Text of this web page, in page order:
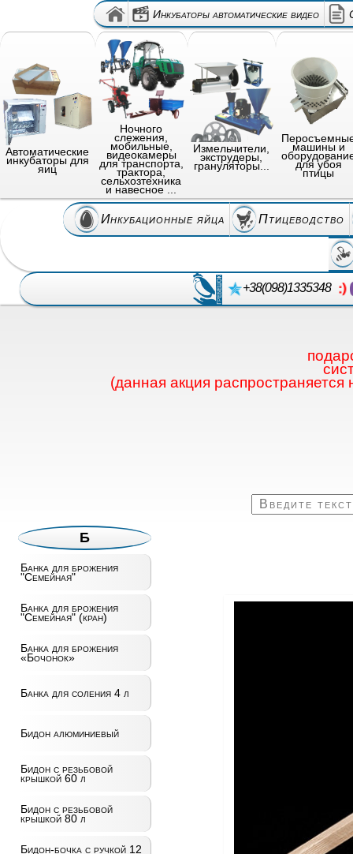
Инкубаторы автоматические видео
Автоматические
инкубаторы для
яиц
Ночного
слежения,
мобильные,
видеокамеры
для транспорта,
трактора,
сельхозтехника
и навесное ...
Измельчители,
экструдеры,
грануляторы...
машины и
для убоя
птицы
Инкубационные яйца Птицеводство
+38(098)1335348
(данная акция
Б
Банка для брожения
"Семейная"
Банка для брожения
"Семейная" (кран)
Банка для брожения
«Бочонок»
Банка для соления 4 л
Бидон алюминиевый
Бидон с резьбовой
крышкой 60 л
Бидон с резьбовой
крышкой 80 л
Бидон-бочка с ручкой 12